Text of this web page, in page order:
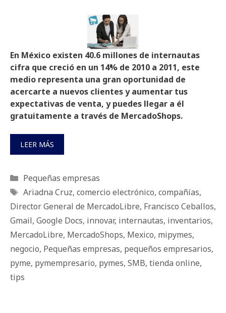
En México existen 40.6 millones de internautas
cifra que creció en un 14% de 2010 a 2011, este
medio representa una gran oportunidad de
acercarte a nuevos clientes y aumentar tus
expectativas de venta, y puedes llegar a él
gratuitamente a través de MercadoShops.
LEER MÁS
Categorías
Pequeñas empresas
Etiquetas
Ariadna Cruz, comercio electrónico, compañías,
Director General de MercadoLibre, Francisco Ceballos,
Gmail, Google Docs, innovar, internautas, inventarios,
MercadoLibre, MercadoShops, Mexico, mipymes,
negocio, Pequeñas empresas, pequeños empresarios,
pyme, pymempresario, pymes, SMB, tienda online,
tips